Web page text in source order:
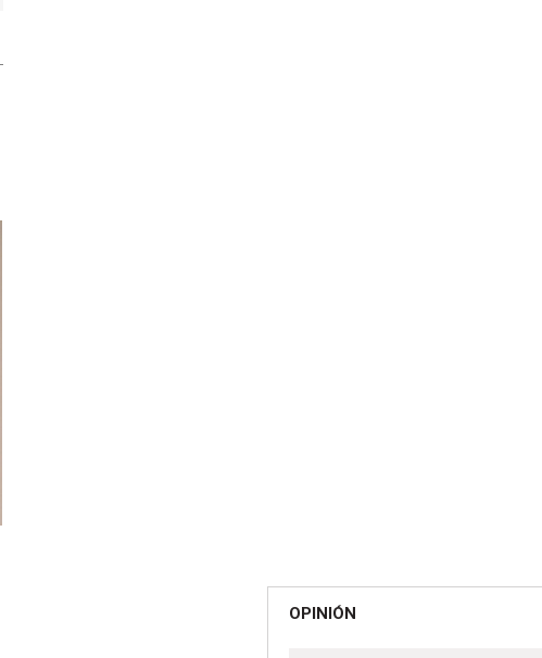
OPINIÓN